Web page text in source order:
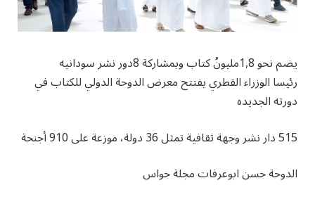
يضم نحو 1,8مليونُ كتاب وبمشاركة 8دور نشر سودانيه
رئيسا الوزراء القطري يفتتح معرض الدوحة الدولي للكتاب في
دورته الجديده
515 دار نشر وجهة ثقافية تمثل 36 دولة، موزعة على 910 أجنحة
الدوحة حسن ابوعرفات مجلة حواس